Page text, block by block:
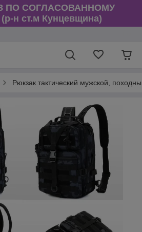
ПО СОГЛАСОВАННОМУ
н ст.м Кунцевщина)
Рюкзак тактический мужской,